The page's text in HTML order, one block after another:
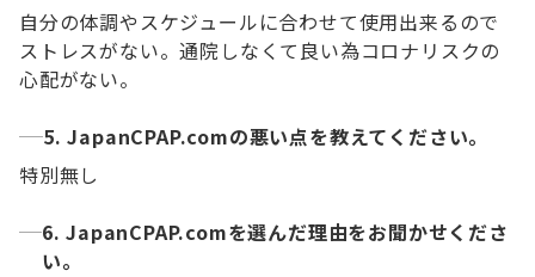
自分の体調やスケジュールに合わせて使用出来るので
ストレスがない。通院しなくて良い為コロナリスクの
心配がない。
5. JapanCPAP.comの悪い点を教えてください。
特別無し
6. JapanCPAP.comを選んだ理由をお聞かせくださ
い。